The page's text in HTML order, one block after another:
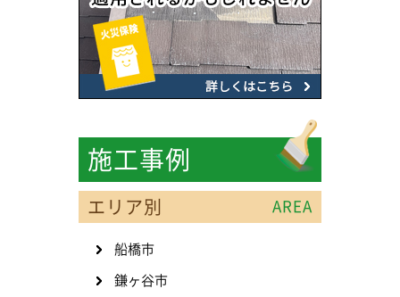
施工事例
エリア別 AREA
船橋市
鎌ヶ谷市